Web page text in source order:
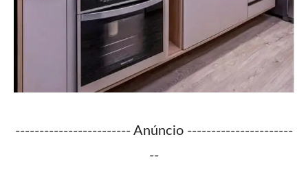
------------------------ Anúncio ----------------------
--